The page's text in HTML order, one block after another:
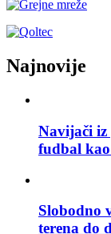
Najnovije
Navijači
fudbal
Slobodno
terena do